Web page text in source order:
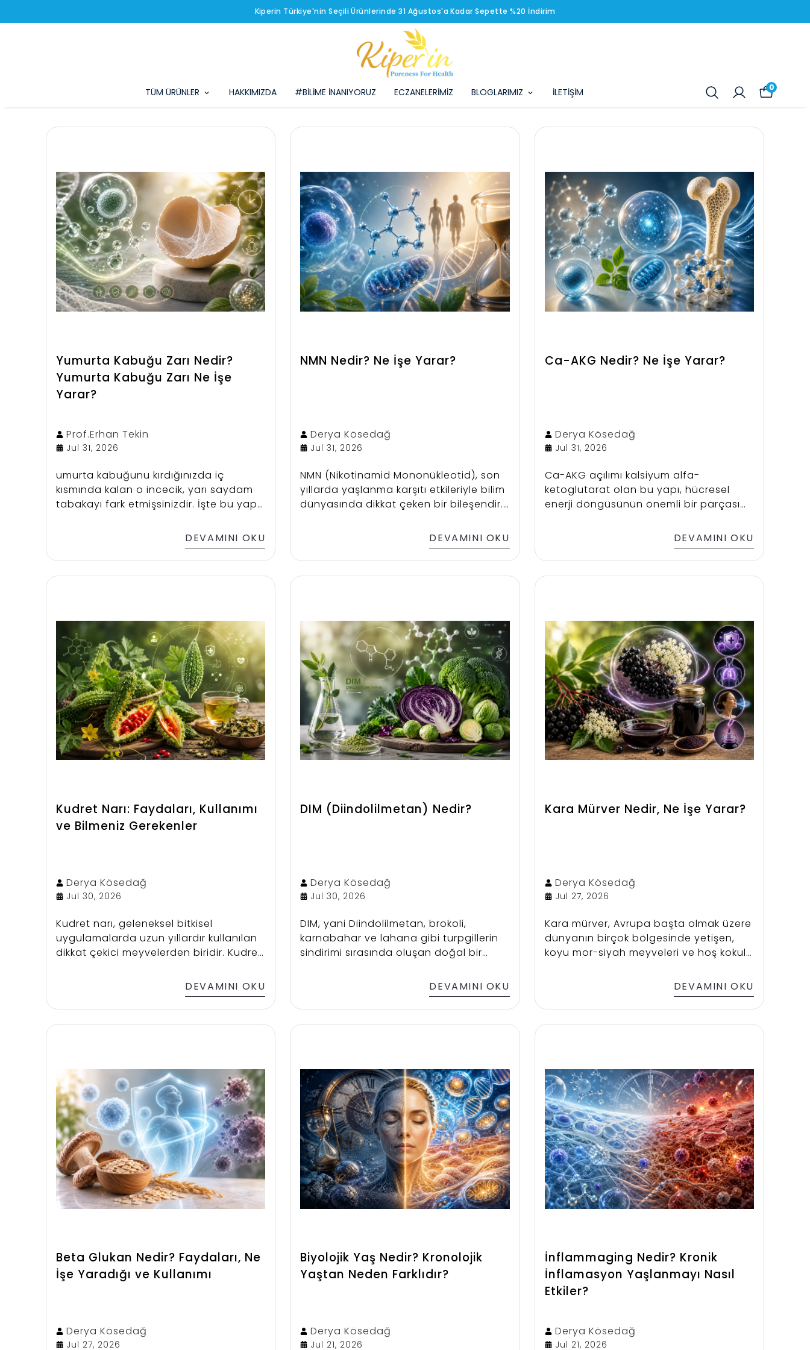
Kiperin Türkiye'nin Seçili Ürünlerinde 31 Ağustos'a Kadar Sepette %20 İndirim
TÜM ÜRÜNLER HAKKIMIZDA #BİLİME İNANIYORUZ ECZANELERİMİZ BLOGLARIMIZ İLETİŞİM 0
Yumurta Kabuğu Zarı Nedir?
Yumurta Kabuğu Zarı Ne İşe
Yarar?
Prof.Erhan Tekin
Jul 31, 2026
umurta kabuğunu kırdığınızda iç
kısmında kalan o incecik, yarı saydam
tabakayı fark etmişsinizdir. İşte bu yapı,
duyduğumuz yumurta kabuğu zarı.
Doğal içeriği sayesinde özellikle eklem,
cilt ve genel vücut desteği konularında
araştırılıyor. Peki bu kadar ilgi
DEVAMINI OKU
NMN Nedir? Ne İşe Yarar?
Derya Kösedağ
Jul 31, 2026
NMN (Nikotinamid Mononükleotid), son
yıllarda yaşlanma karşıtı etkileriyle bilim
dünyasında dikkat çeken bir bileşendir.
hücrelerin enerji metabolizmasını
destekler ve yaşlanma belirtilerinin
yavaşlamasına katkıda bulunur. Peki,
bilim dünyasının üzerinde titizlikle
sağlar? Bu içerikte, NMN nedir, ne işe
yarar ve hücresel yaşlanma üzerindeki
etkileri nelerdir gibi merak ettiğiniz tüm
soruların yanıtlarını bulabilirsiniz
DEVAMINI OKU
Ca-AKG Nedir? Ne İşe Yarar?
Derya Kösedağ
Jul 31, 2026
Ca-AKG açılımı kalsiyum alfa-
ketoglutarat olan bu yapı, hücresel
enerji döngüsünün önemli bir parçası
özellikle uzun yaşam (longevity) ve
performans odaklı takviyelerde sıkça
karşımıza çıkmasının nedeni de bu.
Çünkü yaş ilerledikçe hücresel enerji
etkileyebiliyor. Ca-AKG tam da bu
noktada devreye girerek destekleyici bir
rol üstlenebileceği için araştırılıyor. Peki
gerçekten ne işe yarar, kimler için daha
uygun ve nasıl kullanılır? Biraz daha
detaylı inceleyelim.
DEVAMINI OKU
Kudret Narı: Faydaları, Kullanımı
ve Bilmeniz Gerekenler
Derya Kösedağ
Jul 30, 2026
Kudret narı, geleneksel bitkisel
uygulamalarda uzun yıllardır kullanılan
dikkat çekici meyvelerden biridir. Kudret
amacıyla tercih edilse de bağışıklık,
sindirim ve cilt sağlığı üzerindeki
potansiyel etkileriyle de ilgi
görmektedir. Kudret narı zeytinyağında
Ancak her doğal ürün gibi bilinçli
kullanılmalı ve önerilen miktarlar
aşılmamalıdır. Bu yazıda kudret narının
ne olduğu, besin içeriği, faydaları ve
doğru kullanım şekilleri hakkında merak
edilen tüm detayları bulabilirsiniz.
DEVAMINI OKU
DIM (Diindolilmetan) Nedir?
Derya Kösedağ
Jul 30, 2026
DIM, yani Diindolilmetan, brokoli,
karnabahar ve lahana gibi turpgillerin
sindirimi sırasında oluşan doğal bir
dengesi ve östrojen metabolizması
üzerindeki potansiyel etkileri nedeniyle
bilimsel araştırmalarda dikkat
çekmektedir. Kadınlarda hormonal
korunmasına katkı sağlayabilecek
özellikleriyle öne çıkar. Doğal
besinlerden alınabilse de günlük
yaşamda yeterli miktara ulaşmak her
zaman kolay olmayabilir.
DEVAMINI OKU
Kara Mürver Nedir, Ne İşe Yarar?
Derya Kösedağ
Jul 27, 2026
Kara mürver, Avrupa başta olmak üzere
dünyanın birçok bölgesinde yetişen,
koyu mor-siyah meyveleri ve hoş kokulu
bitkidir. Yüzyıllardır geleneksel
kullanımıyla dikkat çeken kara mürver,
günümüzde de takviye edici gıdalarda
ve bitkisel ürünlerde sıkça tercih
ürünler, zengin bitkisel içeriği sayesinde
öne çıkar. Kara mürver hakkında merak
edilen özellikleri, kullanım alanlarını ve
faydalarını yazımızın devamında
detaylı olarak inceleyebilirsiniz.
DEVAMINI OKU
Beta Glukan Nedir? Faydaları, Ne
İşe Yaradığı ve Kullanımı
Derya Kösedağ
Jul 27, 2026
Biyolojik Yaş Nedir? Kronolojik
Yaştan Neden Farklıdır?
Derya Kösedağ
Jul 21, 2026
İnflammaging Nedir? Kronik
İnflamasyon Yaşlanmayı Nasıl
Etkiler?
Derya Kösedağ
Jul 21, 2026